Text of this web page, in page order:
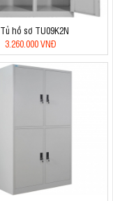
Tủ hồ sơ TU09K2N
3.260.000 VNĐ